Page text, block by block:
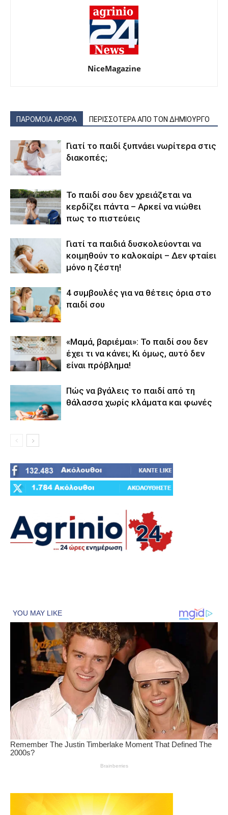
NiceMagazine
ΠΑΡΟΜΟΙΑ ΑΡΘΡΑ ΠΕΡΙΣΣΟΤΕΡΑ ΑΠΟ ΤΟΝ ΔΗΜΙΟΥΡΓΟ
Γιατί το παιδί ξυπνάει νωρίτερα στις
διακοπές;
Το παιδί σου δεν χρειάζεται να
κερδίζει πάντα – Αρκεί να νιώθει
πως το πιστεύεις
Γιατί τα παιδιά δυσκολεύονται να
κοιμηθούν το καλοκαίρι – Δεν φταίει
μόνο η ζέστη!
4 συμβουλές για να θέτεις όρια στο
παιδί σου
«Μαμά, βαριέμαι»: Το παιδί σου δεν
έχει τι να κάνει; Κι όμως, αυτό δεν
είναι πρόβλημα!
Πώς να βγάλεις το παιδί από τη
θάλασσα χωρίς κλάματα και φωνές